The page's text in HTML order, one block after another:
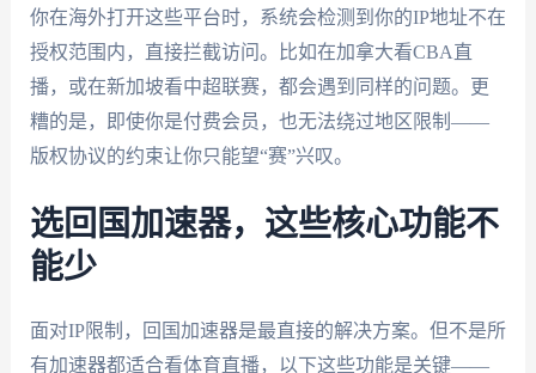
你在海外打开这些平台时，系统会检测到你的IP地址不在
授权范围内，直接拦截访问。比如在加拿大看CBA直
播，或在新加坡看中超联赛，都会遇到同样的问题。更
糟的是，即使你是付费会员，也无法绕过地区限制——
版权协议的约束让你只能望“赛”兴叹。
选回国加速器，这些核心功能不
能少
面对IP限制，回国加速器是最直接的解决方案。但不是所
有加速器都适合看体育直播，以下这些功能是关键——